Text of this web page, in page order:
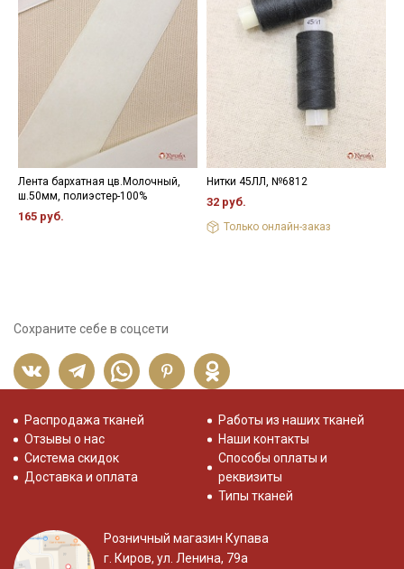
Лента бархатная цв.Молочный,
ш.50мм, полиэстер-100%
165 руб.
Нитки 45ЛЛ, №6812
32 руб.
Только онлайн-заказ
Сохраните себе в соцсети
Распродажа тканей
Отзывы о нас
Система скидок
Доставка и оплата
Работы из наших тканей
Наши контакты
Способы оплаты и
реквизиты
Типы тканей
Розничный магазин Купава
г. Киров, ул. Ленина, 79а